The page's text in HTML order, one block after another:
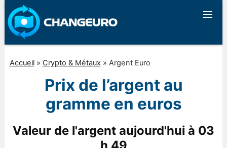
Accueil» Crypto & Métaux » Argent Euro
Prix de l’argent au
gramme en euros
Valeur de l'argent aujourd'hui à 03